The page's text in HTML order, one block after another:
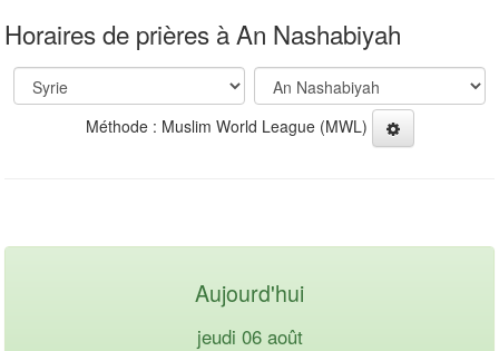
Horaires de prières à An Nashabiyah
Méthode : Muslim World League (MWL)
Aujourd'hui
jeudi 06 août